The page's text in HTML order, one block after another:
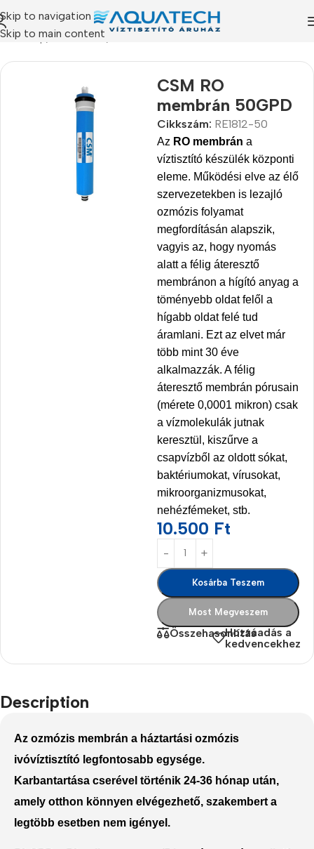
Skip to navigation
Skip to main content
Kezdőlap/Termékeink
CSM RO
membrán 50GPD
Cikkszám: RE1812-50
Az RO membrán a
víztisztító készülék központi
eleme. Működési elve az élő
szervezetekben is lezajló
ozmózis folyamat
megfordításán alapszik,
vagyis az, hogy nyomás
alatt a félig áteresztő
membránon a hígító anyag a
töményebb oldat felől a
hígabb oldat felé tud
áramlani. Ezt az elvet már
több mint 30 éve
alkalmazzák. A félig
áteresztő membrán pórusain
(mérete 0,0001 mikron) csak
a vízmolekulák jutnak
keresztül, kiszűrve a
csapvízből az oldott sókat,
baktériumokat, vírusokat,
mikroorganizmusokat,
nehézfémeket, stb.
10.500 Ft
Kosárba Teszem
Most Megveszem
ÖsszehasonlításHozzáadás a
kedvencekhez
Description
Az ozmózis membrán a háztartási ozmózis
ivóvíztisztító legfontosabb egysége.
Karbantartása cserével történik 24-36 hónap után,
amely otthon könnyen elvégezhető, szakembert a
legtöbb esetben nem igényel.